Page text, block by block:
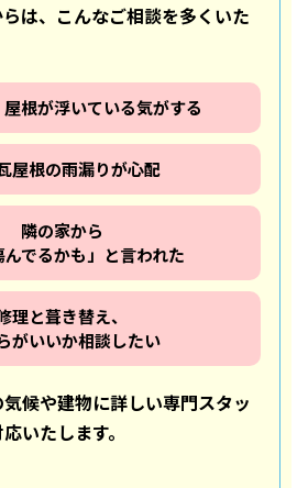
は、こんなご相談を多くいた
根が浮いている気がする
屋根の雨漏りが心配
隣の家から
んでるかも」と言われた
理と葺き替え、
がいいか相談したい
候や建物に詳しい専門スタッ
いたします。